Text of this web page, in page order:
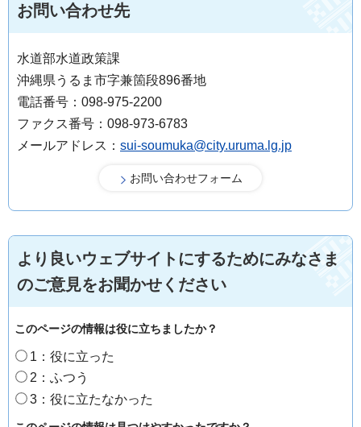
お問い合わせ先
水道部水道政策課
沖縄県うるま市字兼箇段896番地
電話番号：098-975-2200
ファクス番号：098-973-6783
メールアドレス： sui-soumuka@city.uruma.lg.jp
より良いウェブサイトにするためにみなさま
のご意見をお聞かせください
このページの情報は役に立ちましたか？
1：役に立った
2：ふつう
3：役に立たなかった